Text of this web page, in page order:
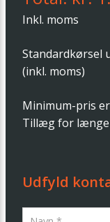
Inkl. moms
Standardkørsel
(inkl. moms)
Minimum-pris
Tillæg for
Udfyld